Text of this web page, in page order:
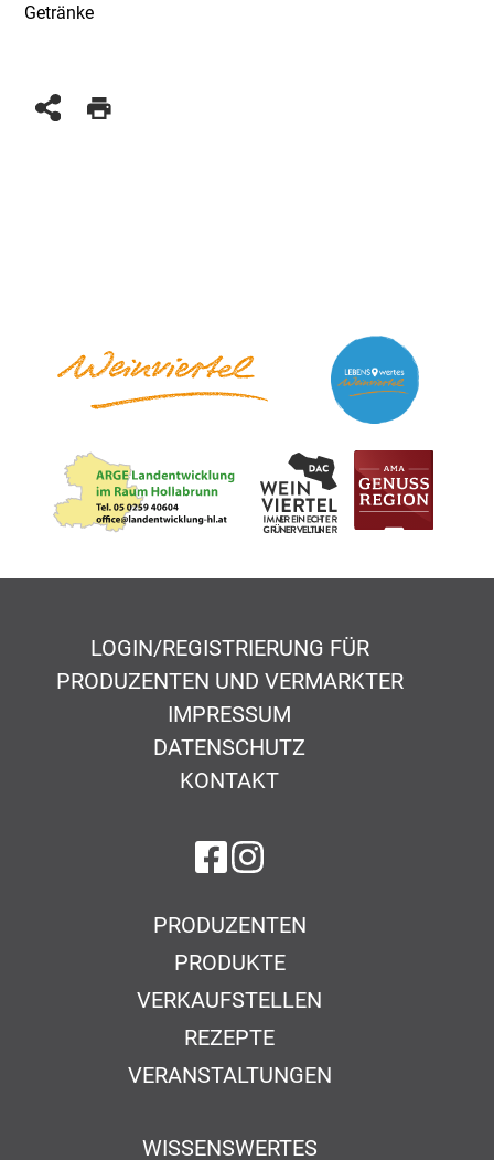
Getränke
LOGIN/REGISTRIERUNG FÜR
PRODUZENTEN UND VERMARKTER
IMPRESSUM
DATENSCHUTZ
KONTAKT
auf Facebook
auf Instagram
PRODUZENTEN
PRODUKTE
VERKAUFSTELLEN
REZEPTE
VERANSTALTUNGEN
WISSENSWERTES